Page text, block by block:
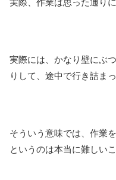
実際、作業は思った通り
実際には、かなり壁にぶ
りして、途中で行き詰ま
そういう意味では、作業
というのは本当に難しい